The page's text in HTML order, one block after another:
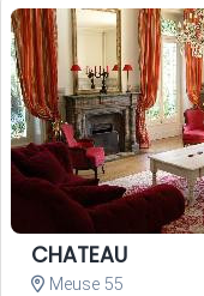
CHATEAU
Meuse 55